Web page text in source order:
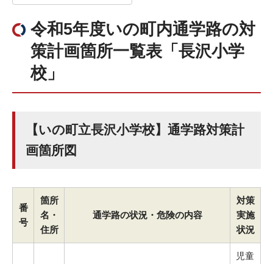
令和5年度いの町内通学路の対
策計画箇所一覧表「長沢小学
校」
【いの町立長沢小学校】通学路対策計
画箇所図
番
号
箇所
名・
住所
通学路の状況・危険の内容
対策
実施
状況
児童